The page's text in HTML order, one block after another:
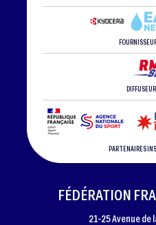
PARTENAIRES
FÉDÉRATION
21-25 Avenue